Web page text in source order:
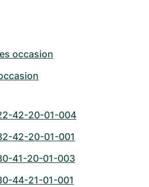
occasion
42-20-01-004
42-20-01-001
41-20-01-003
44-21-01-001